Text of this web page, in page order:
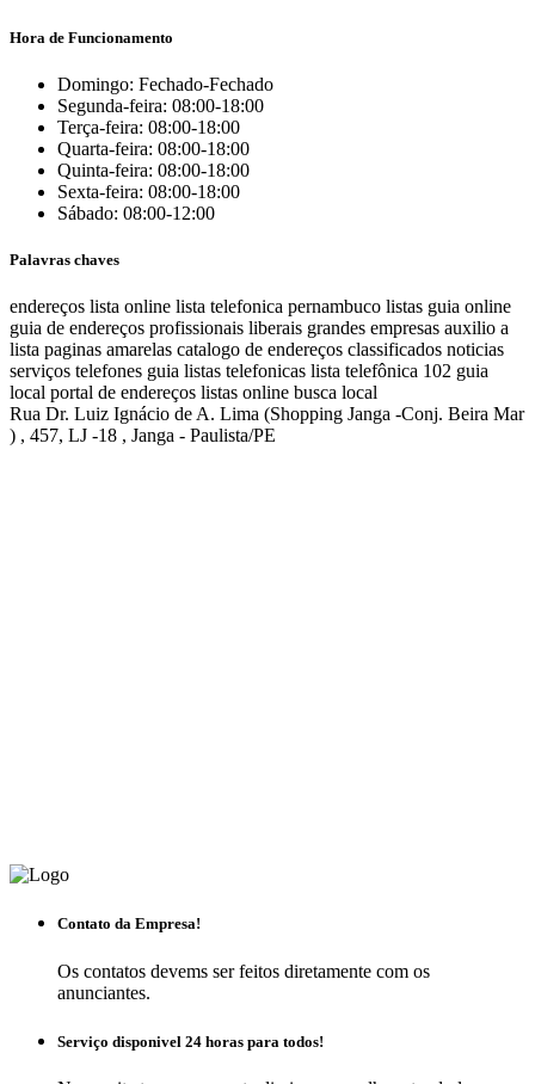
Hora de Funcionamento
Domingo: Fechado-Fechado
Segunda-feira: 08:00-18:00
Terça-feira: 08:00-18:00
Quarta-feira: 08:00-18:00
Quinta-feira: 08:00-18:00
Sexta-feira: 08:00-18:00
Sábado: 08:00-12:00
Palavras chaves
endereços lista online lista telefonica pernambuco listas guia online
guia de endereços profissionais liberais grandes empresas auxilio a
lista paginas amarelas catalogo de endereços classificados noticias
serviços telefones guia listas telefonicas lista telefônica 102 guia
local portal de endereços listas online busca local
Rua Dr. Luiz Ignácio de A. Lima (Shopping Janga -Conj. Beira Mar
) , 457, LJ -18 , Janga - Paulista/PE
Contato da Empresa!
Os contatos devems ser feitos diretamente com os
anunciantes.
Serviço disponivel 24 horas para todos!